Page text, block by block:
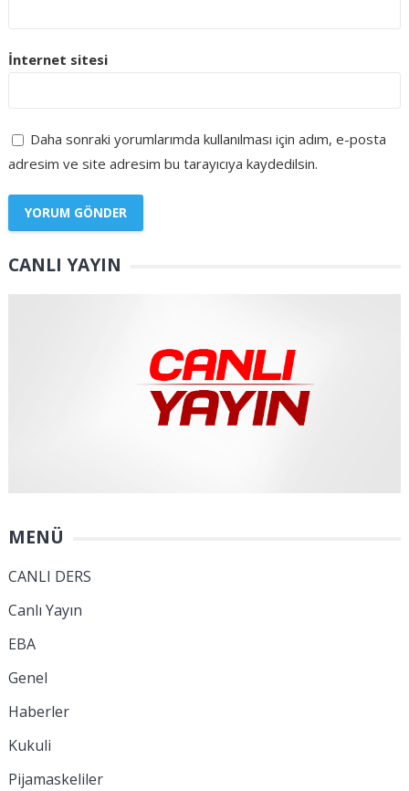
İnternet sitesi
Daha sonraki yorumlarımda kullanılması için adım, e-posta
adresim ve site adresim bu tarayıcıya kaydedilsin.
CANLI YAYIN
MENÜ
CANLI DERS
Canlı Yayın
EBA
Genel
Haberler
Kukuli
Pijamaskeliler